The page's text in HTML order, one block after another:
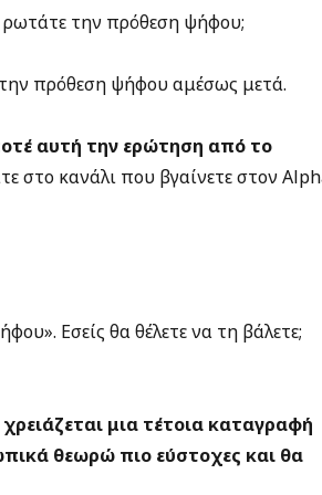
την πρόθεση ψήφου;
πρόθεση ψήφου αμέσως μετά.
αυτή την ερώτηση από το
στο κανάλι που βγαίνετε στον
Εσείς θα θέλετε να τη βάλετε;
μια τέτοια καταγραφή
θεωρώ πιο εύστοχες και θα